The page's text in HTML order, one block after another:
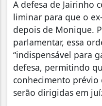
A defesa de Jairinho
liminar para que o
depois de Monique.
parlamentar, essa
“indispensável para
defesa, permitindo
conhecimento prévio
serão dirigidas em